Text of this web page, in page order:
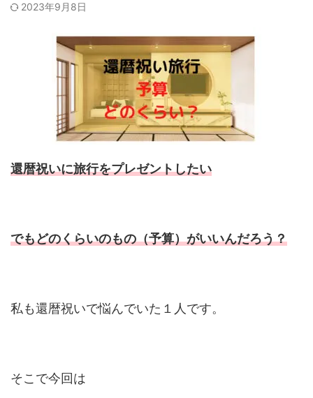
2023年9月8日
還暦祝いに旅行をプレゼントしたい
でもどのくらいのもの（予算）がいいんだろう？
私も還暦祝いで悩んでいた１人です。
そこで今回は